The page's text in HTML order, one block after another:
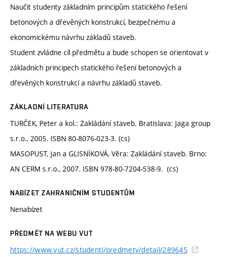
Naučit studenty základním principům statického řešení
betonových a dřevěných konstrukcí, bezpečnému a
ekonomickému návrhu základů staveb.
Student zvládne cíl předmětu a bude schopen se orientovat v
základních principech statického řešení betonových a
dřevěných konstrukcí a návrhu základů staveb.
ZÁKLADNÍ LITERATURA
TURČEK, Peter a kol.: Zakládání staveb. Bratislava: Jaga group
s.r.o., 2005. ISBN 80-8076-023-3. (cs)
MASOPUST, Jan a GLISNÍKOVÁ, Věra: Zakládání staveb. Brno:
AN CERM s.r.o., 2007. ISBN 978-80-7204-538-9. (cs)
NABÍZET ZAHRANIČNÍM STUDENTŮM
Nenabízet
PŘEDMĚT NA WEBU VUT
https://www.vut.cz/studenti/predmety/detail/289645